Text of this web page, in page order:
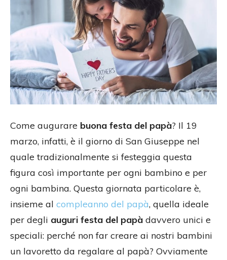
Come augurare buona festa del papà? Il 19
marzo, infatti, è il giorno di San Giuseppe nel
quale tradizionalmente si festeggia questa
figura così importante per ogni bambino e per
ogni bambina. Questa giornata particolare è,
insieme al compleanno del papà, quella ideale
per degli auguri festa del papà davvero unici e
speciali: perché non far creare ai nostri bambini
un lavoretto da regalare al papà? Ovviamente